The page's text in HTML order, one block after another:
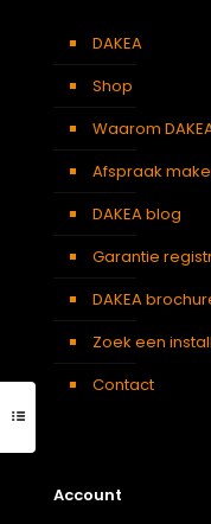
DAKEA
Shop
Waarom
Afspraak
DAKEA blog
Garantie
DAKEA
Zoek een
Contact
Account